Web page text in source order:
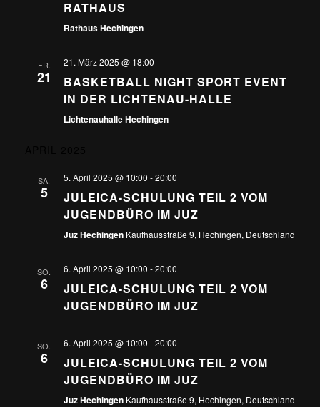
RATHAUS
Rathaus Hechingen
FR.
21
21. März 2025 @ 18:00
BASKETBALL NIGHT SPORT EVENT
IN DER LICHTENAU-HALLE
Lichtenauhalle Hechingen
SA.
5
5. April 2025 @ 10:00 -20:00
JULEICA-SCHULUNG TEIL 2 VOM
JUGENDBÜRO IM JUZ
Juz Hechingen Kaufhausstraße 9, Hechingen, Deutschland
SO.
6
6. April 2025 @ 10:00 -20:00
JULEICA-SCHULUNG TEIL 2 VOM
JUGENDBÜRO IM JUZ
SO.
6
6. April 2025 @ 10:00 -20:00
JULEICA-SCHULUNG TEIL 2 VOM
JUGENDBÜRO IM JUZ
Juz Hechingen Kaufhausstraße 9, Hechingen, Deutschland